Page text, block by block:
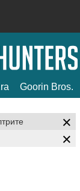
Goorin Bros.